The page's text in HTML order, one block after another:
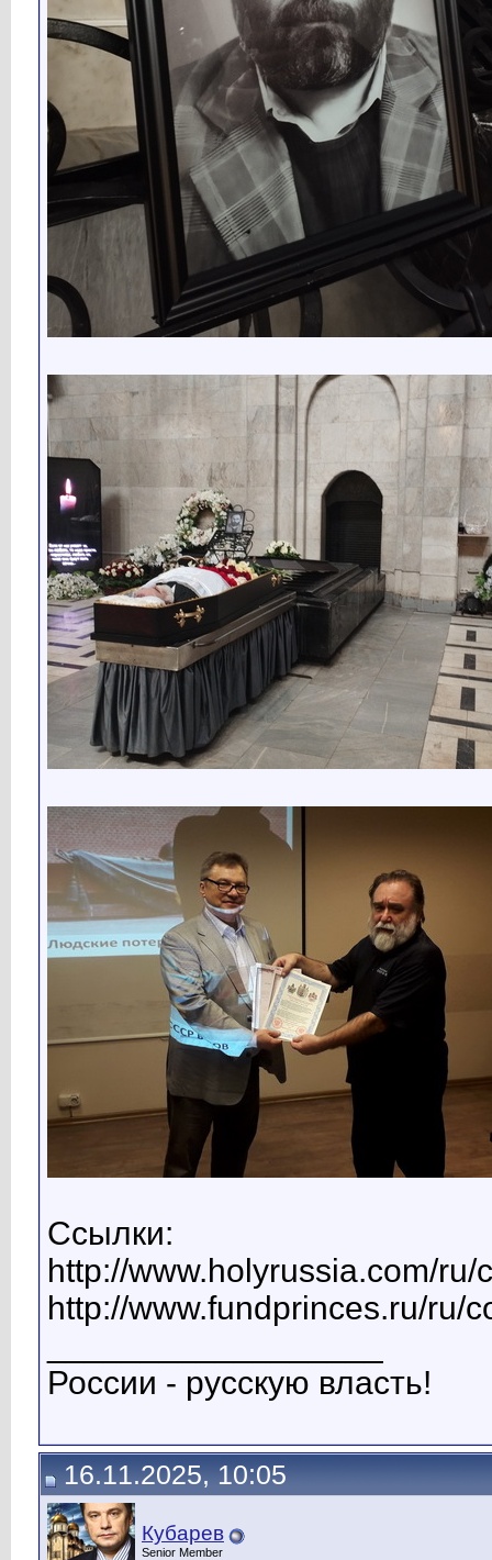
Ссылки:
http://www.holyrussia.com/ru/
http://www.fundprinces.ru/ru/
России - русскую власть!
16.11.2025, 10:05
Кубарев
Senior Member